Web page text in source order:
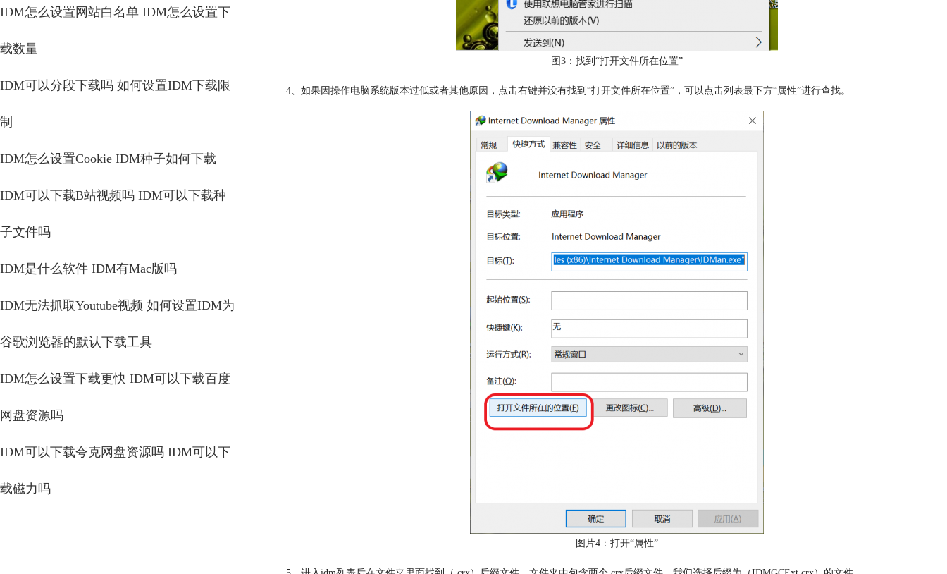
IDM怎么设置网站白名单 IDM怎么设置下
载数量
IDM可以分段下载吗 如何设置IDM下载限
制
IDM怎么设置Cookie IDM种子如何下载
IDM可以下载B站视频吗 IDM可以下载种
子文件吗
IDM是什么软件 IDM有Mac版吗
IDM无法抓取Youtube视频 如何设置IDM为
谷歌浏览器的默认下载工具
IDM怎么设置下载更快 IDM可以下载百度
网盘资源吗
IDM可以下载夸克网盘资源吗 IDM可以下
载磁力吗
图3：找到“打开文件所在位置”
4、如果因操作电脑系统版本过低或者其他原因，点击右键并没有找到“打开文件所在位置”，可以点击列表最下方“属性”进行查找。
图片4：打开“属性”